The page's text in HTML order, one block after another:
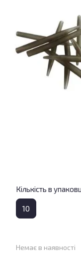
Кількість в
10
Немає в наявності